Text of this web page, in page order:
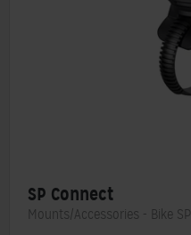
SP Connect
Mounts/Accessories - Bike SP